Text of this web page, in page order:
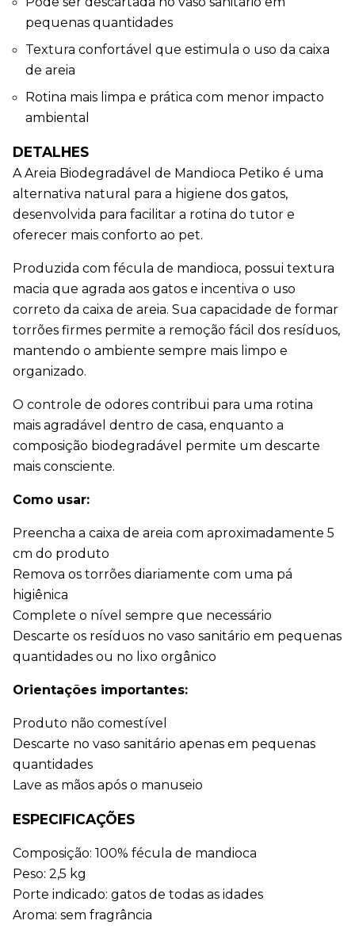
pequenas quantidades
Textura confortável que estimula o uso da caixa
de areia
Rotina mais limpa e prática com menor impacto
ambiental
DETALHES
A Areia Biodegradável de Mandioca Petiko é uma
alternativa natural para a higiene dos gatos,
desenvolvida para facilitar a rotina do tutor e
oferecer mais conforto ao pet.
Produzida com fécula de mandioca, possui textura
macia que agrada aos gatos e incentiva o uso
correto da caixa de areia. Sua capacidade de formar
torrões firmes permite a remoção fácil dos resíduos,
mantendo o ambiente sempre mais limpo e
organizado.
O controle de odores contribui para uma rotina
mais agradável dentro de casa, enquanto a
composição biodegradável permite um descarte
mais consciente.
Como usar:
Preencha a caixa de areia com aproximadamente 5
cm do produto
Remova os torrões diariamente com uma pá
higiênica
Complete o nível sempre que necessário
Descarte os resíduos no vaso sanitário em pequenas
quantidades ou no lixo orgânico
Orientações importantes:
Produto não comestível
Descarte no vaso sanitário apenas em pequenas
quantidades
Lave as mãos após o manuseio
ESPECIFICAÇÕES
Composição: 100% fécula de mandioca
Peso: 2,5 kg
Porte indicado: gatos de todas as idades
Aroma: sem fragrância